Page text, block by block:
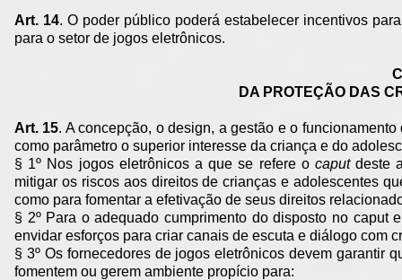
Art. 14. O poder público poderá estabelecer incentivos
para o setor de jogos eletrônicos.
DA PROTEÇÃO DAS
Art. 15. A concepção, o design, a gestão e o
como parâmetro o superior interesse da criança e do
§ 1º Nos jogos eletrônicos a que se refere o caputdeste
mitigar os riscos aos direitos de crianças e adolescentes
como para fomentar a efetivação de seus direitos
§ 2º Para o adequado cumprimento do disposto no caput
envidar esforços para criar canais de escuta e diálogo com
§ 3º Os fornecedores de jogos eletrônicos devem garantir
fomentem ou gerem ambiente propício para: